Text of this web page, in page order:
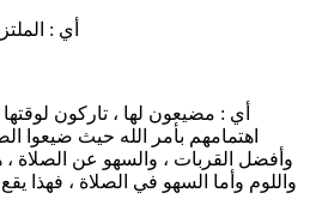
أي :
أي : مضيعون لها ، تاركون لوقتها
اهتمامهم بأمر الله حيث ضيعوا
وأفضل القربات ، والسهو عن الصلاة
واللوم وأما السهو في الصلاة ، فهذا